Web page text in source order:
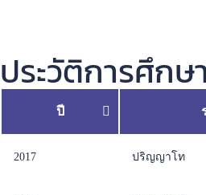
ประวัติการศึกษา
ปี
2017 ปริญญาโท